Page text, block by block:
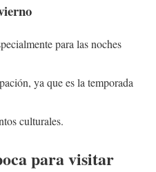
para las noches
ya que es la temporada
culturales.
para visitar